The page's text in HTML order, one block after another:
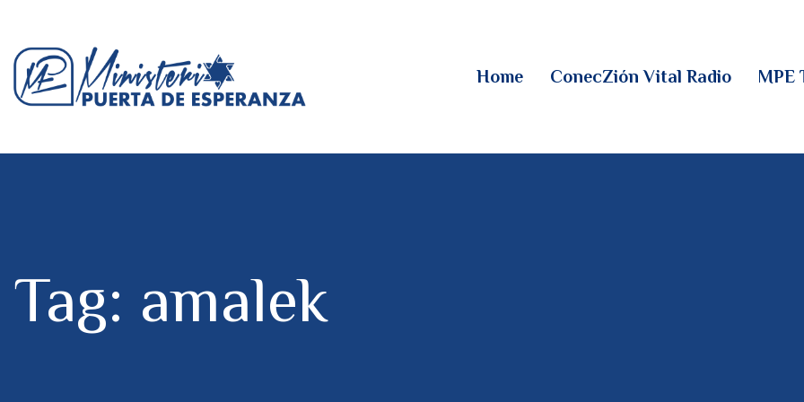
Home ConecZión Vital Radio MPE
Tag: amalek
CONECZIÓN VITAL
MPE TV